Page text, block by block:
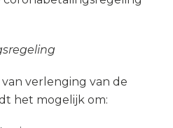
verlenging van de
het mogelijk om: